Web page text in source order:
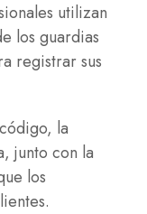
utilizan
los guardias
registrar sus
la
junto con la
los